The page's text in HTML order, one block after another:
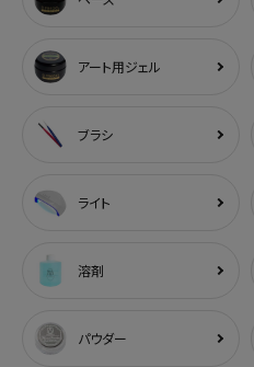
アート用ジェル
ブラシ
ライト
溶剤
パウダー